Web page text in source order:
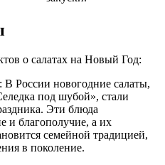
о салатах на Новый Год:
: В России новогодние салаты,
под шубой», стали
Эти блюда
и благополучие, а их
семейной традицией,
в поколение.